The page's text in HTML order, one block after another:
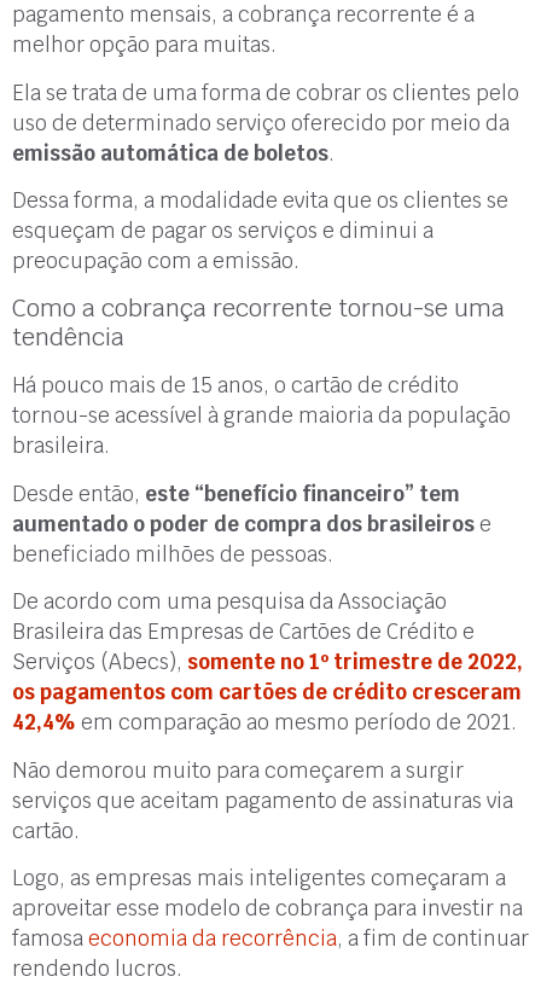
pagamento mensais, a cobrança recorrente é a
melhor opção para muitas.
Ela se trata de uma forma de cobrar os clientes pelo
uso de determinado serviço oferecido por meio da
emissão automática de boletos.
Dessa forma, a modalidade evita que os clientes se
esqueçam de pagar os serviços e diminui a
preocupação com a emissão.
Como a cobrança recorrente tornou-se uma
tendência
Há pouco mais de 15 anos, o cartão de crédito
tornou-se acessível à grande maioria da população
brasileira.
Desde então, este “benefício financeiro” tem
aumentado o poder de compra dos brasileirose
beneficiado milhões de pessoas.
De acordo com uma pesquisa da Associação
Brasileira das Empresas de Cartões de Crédito e
Serviços (Abecs), somente no 1º trimestre de 2022,
os pagamentos com cartões de crédito cresceram
42,4% em comparação ao mesmo período de 2021.
Não demorou muito para começarem a surgir
serviços que aceitam pagamento de assinaturas via
cartão.
Logo, as empresas mais inteligentes começaram a
aproveitar esse modelo de cobrança para investir na
famosaeconomia da recorrência, a fim de continuar
rendendo lucros.